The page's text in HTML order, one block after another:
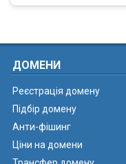
ДОМЕНИ
Реєстрація домену
Підбір домену
Анти-фішинг
Ціни на домени